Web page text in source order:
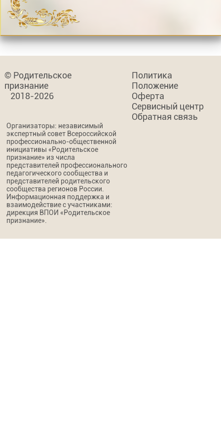
© Родительское
признание
2018-2026
Политика
Положение
Оферта
Сервисный центр
Обратная связь
Организаторы: независимый
экспертный совет Всероссийской
профессионально-общественной
инициативы «Родительское
признание» из числа
представителей профессионального
педагогического сообщества и
представителей родительского
сообщества регионов России.
Информационная поддержка и
взаимодействие с участниками:
дирекция ВПОИ «Родительское
признание».